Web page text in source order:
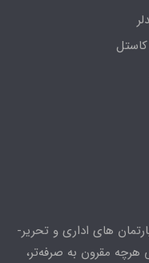
کاستل
های اداری و تحریر-
مقرون به صرفه‌تر،